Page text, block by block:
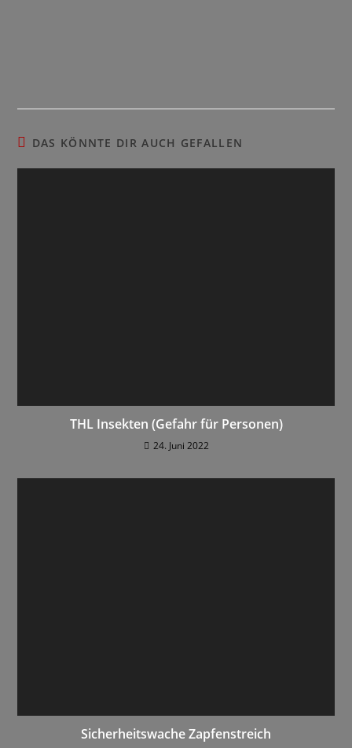
DAS KÖNNTE DIR AUCH GEFALLEN
THL Insekten (Gefahr für Personen)
24. Juni 2022
Sicherheitswache Zapfenstreich